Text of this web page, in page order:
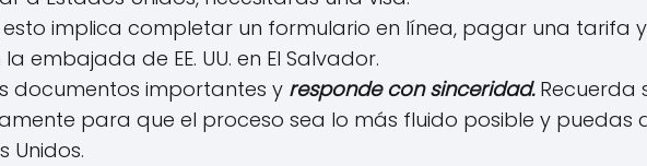
implica completar un formulario en línea, pagar una tarifa y
embajada de EE. UU. en El Salvador.
documentos importantes y responde con sinceridad.Recuerda
para que el proceso sea lo más fluido posible y puedas
Unidos.